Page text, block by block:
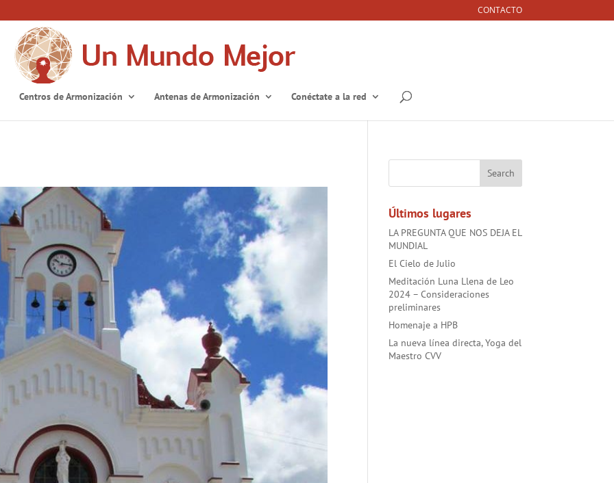
CONTACTO
Centros de Armonización Antenas de Armonización Conéctate a la red
Últimos lugares
LA PREGUNTA QUE NOS DEJA EL
MUNDIAL
El Cielo de Julio
Meditación Luna Llena de Leo
2024 – Consideraciones
preliminares
Homenaje a HPB
La nueva línea directa, Yoga del
Maestro CVV